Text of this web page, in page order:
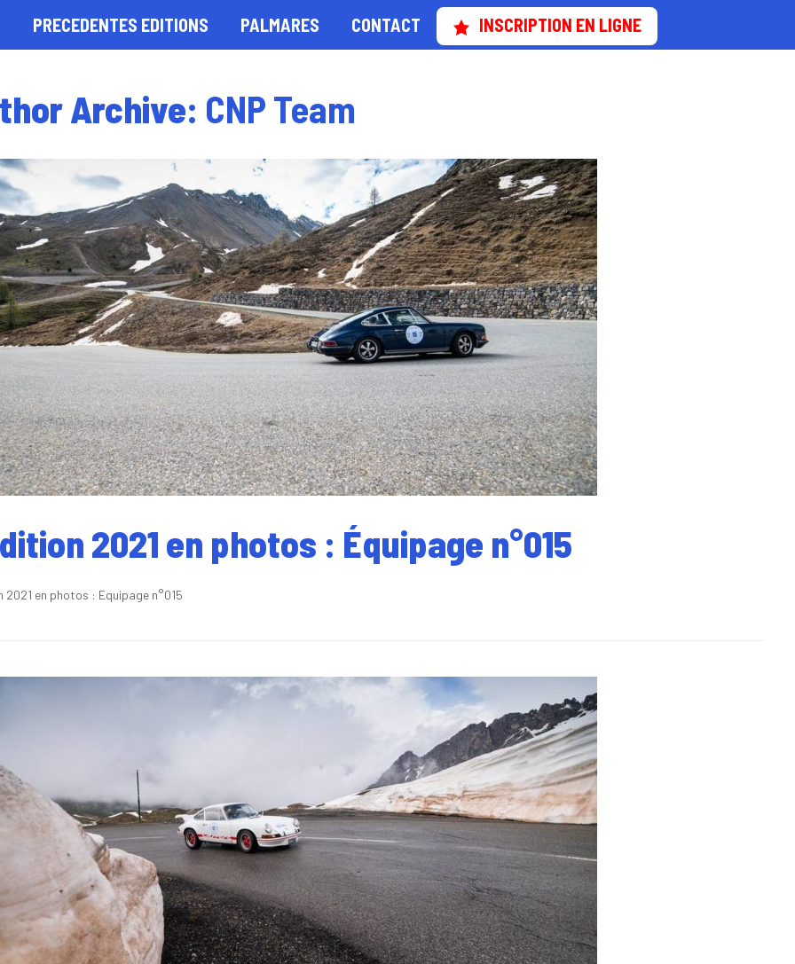
PRECEDENTES EDITIONS PALMARES CONTACT INSCRIPTION EN LIGNE
Archive: CNP Team
2021 en photos : Équipage n°015
2021 en photos : Equipage n°015